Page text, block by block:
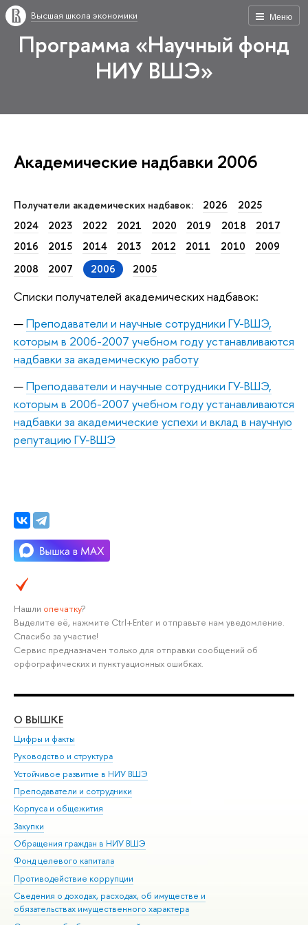
Меню
Высшая школа экономики
Программа «Научный фонд
НИУ ВШЭ»
Академические надбавки 2006
Получатели академических надбавок: 2026
2025
2024
2023 2022 2021 2020 2019 2018
2017
2016
2015 2014 2013 2012 2011 2010
2009
2008
2007 2006 2005
Списки получателей академических надбавок:
Преподаватели и научные сотрудники ГУ-ВШЭ,
которым в 2006-2007 учебном году устанавливаются
надбавки за академическую работу
Преподаватели и научные сотрудники ГУ-ВШЭ,
которым в 2006-2007 учебном году устанавливаются
надбавки за академические успехи и вклад в научную
репутацию ГУ-ВШЭ
Нашли опечатку?
Выделите её, нажмите Ctrl+Enter и отправьте нам уведомление.
Спасибо за участие!
Сервис предназначен только для отправки сообщений об
орфографических и пунктуационных ошибках.
О ВЫШКЕ
Цифры и факты
Руководство и структура
Устойчивое развитие в НИУ ВШЭ
Преподаватели и сотрудники
Корпуса и общежития
Закупки
Обращения граждан в НИУ ВШЭ
Фонд целевого капитала
Противодействие коррупции
Сведения о доходах, расходах, об имуществе и
обязательствах имущественного характера